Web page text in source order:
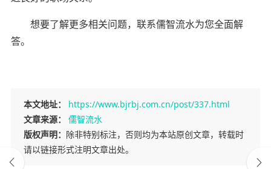
想要了解更多相关问题，联系儒智流水为您全面解
答。
本文地址：
https://www.bjrbj.com.cn/post/337.html
文章来源：
儒智流水
版权声明： 除非特别标注，否则均为本站原创文章，转载时
请以链接形式注明文章出处。